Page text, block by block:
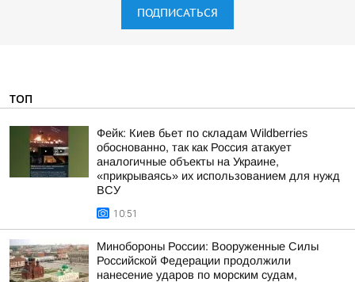
ПОДПИСАТЬСЯ
ТОП
Фейк: Киев бьет по складам Wildberries
обоснованно, так как Россия атакует
аналогичные объекты на Украине,
«прикрываясь» их использованием для нужд
ВСУ
10:51
Минобороны России: Вооруженные Силы
Российской Федерации продолжили
нанесение ударов по морским судам,